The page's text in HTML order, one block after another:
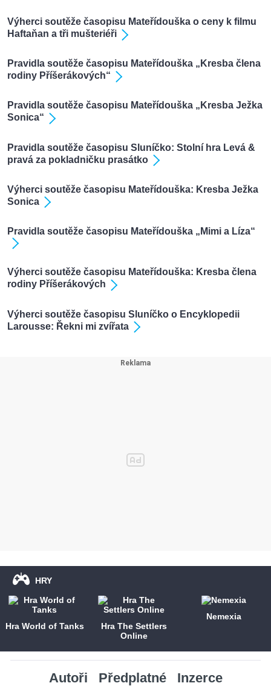
Výherci soutěže časopisu Mateřídouška o ceny k filmu
Haftaňan a tři mušteriéři
Pravidla soutěže časopisu Mateřídouška „Kresba člena
rodiny Příšerákových“
Pravidla soutěže časopisu Mateřídouška „Kresba Ježka
Sonica“
Pravidla soutěže časopisu Sluníčko: Stolní hra Levá &
pravá za pokladničku prasátko
Výherci soutěže časopisu Mateřídouška: Kresba Ježka
Sonica
Pravidla soutěže časopisu Mateřídouška „Mimi a Líza“
Výherci soutěže časopisu Mateřídouška: Kresba člena
rodiny Příšerákových
Výherci soutěže časopisu Sluníčko o Encyklopedii
Larousse: Řekni mi zvířata
HRY
Hra World of Tanks
Hra The Settlers
Online
Nemexia
Autoři Předplatné Inzerce